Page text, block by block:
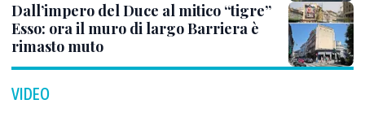
Dall’impero del Duce al mitico “tigre”
Esso: ora il muro di largo Barriera è
rimasto muto
VIDEO